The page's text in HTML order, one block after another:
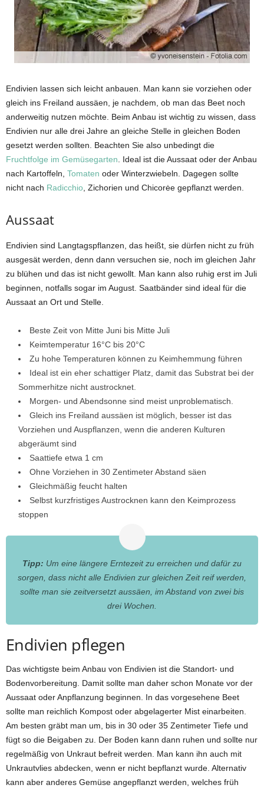
Endivien lassen sich leicht anbauen. Man kann sie vorziehen oder
gleich ins Freiland aussäen, je nachdem, ob man das Beet noch
anderweitig nutzen möchte. Beim Anbau ist wichtig zu wissen, dass
Endivien nur alle drei Jahre an gleiche Stelle in gleichen Boden
gesetzt werden sollten. Beachten Sie also unbedingt die
Fruchtfolge im Gemüsegarten. Ideal ist die Aussaat oder der Anbau
nach Kartoffeln, Tomaten oder Winterzwiebeln. Dagegen sollte
nicht nach Radicchio, Zichorien und Chicorėe gepflanzt werden.
Aussaat
Endivien sind Langtagspflanzen, das heißt, sie dürfen nicht zu früh
ausgesät werden, denn dann versuchen sie, noch im gleichen Jahr
zu blühen und das ist nicht gewollt. Man kann also ruhig erst im Juli
beginnen, notfalls sogar im August. Saatbänder sind ideal für die
Aussaat an Ort und Stelle.
Beste Zeit von Mitte Juni bis Mitte Juli
Keimtemperatur 16°C bis 20°C
Zu hohe Temperaturen können zu Keimhemmung führen
Ideal ist ein eher schattiger Platz, damit das Substrat bei der
Sommerhitze nicht austrocknet.
Morgen- und Abendsonne sind meist unproblematisch.
Gleich ins Freiland aussäen ist möglich, besser ist das
Vorziehen und Auspflanzen, wenn die anderen Kulturen
abgeräumt sind
Saattiefe etwa 1 cm
Ohne Vorziehen in 30 Zentimeter Abstand säen
Gleichmäßig feucht halten
Selbst kurzfristiges Austrocknen kann den Keimprozess
stoppen
Tipp: Um eine längere Erntezeit zu erreichen und dafür zu
sorgen, dass nicht alle Endivien zur gleichen Zeit reif werden,
sollte man sie zeitversetzt aussäen, im Abstand von zwei bis
drei Wochen.
Endivien pflegen
Das wichtigste beim Anbau von Endivien ist die Standort- und
Bodenvorbereitung. Damit sollte man daher schon Monate vor der
Aussaat oder Anpflanzung beginnen. In das vorgesehene Beet
sollte man reichlich Kompost oder abgelagerter Mist einarbeiten.
Am besten gräbt man um, bis in 30 oder 35 Zentimeter Tiefe und
fügt so die Beigaben zu. Der Boden kann dann ruhen und sollte nur
regelmäßig von Unkraut befreit werden. Man kann ihn auch mit
Unkrautvlies abdecken, wenn er nicht bepflanzt wurde. Alternativ
kann aber anderes Gemüse angepflanzt werden, welches früh